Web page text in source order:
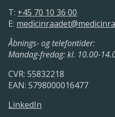
T: +45 70 10 36 00
E:
Åbnings- og telefontider:
Mandag-fredag: kl. 10.00-
CVR: 55832218
EAN: 5798000016477
LinkedIn